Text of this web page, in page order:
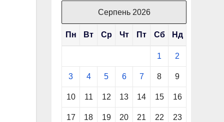
Серпень 2026
Пн Вт Ср Чт Пт Сб Нд
1 2
3 4 5 6 7 8 9
10 11 12 13 14 15 16
17 18 19 20 21 22 23